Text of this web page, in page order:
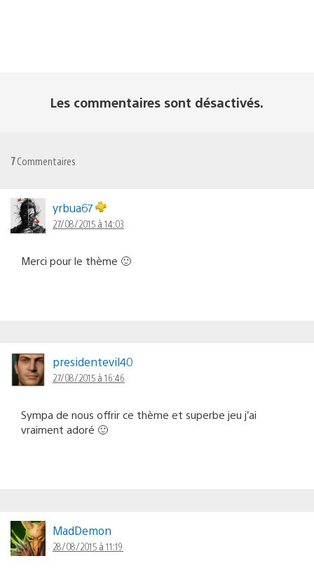
Les commentaires sont désactivés.
7Commentaires
yrbua67
27/08/2015 à 14:03
Merci pour le thème 🙂
presidentevil40
27/08/2015 à 16:46
Sympa de nous offrir ce thème et superbe jeu j’ai
vraiment adoré 🙂
MadDemon
28/08/2015 à 11:19